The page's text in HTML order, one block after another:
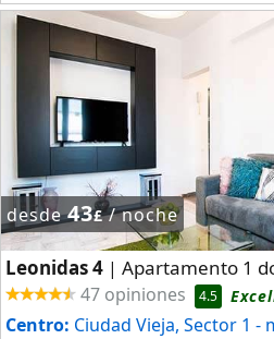
desde43£/ noche
Leonidas 4 | Apartamento 1
47 opiniones 4.5
Centro: Ciudad Vieja, Sector 1 -